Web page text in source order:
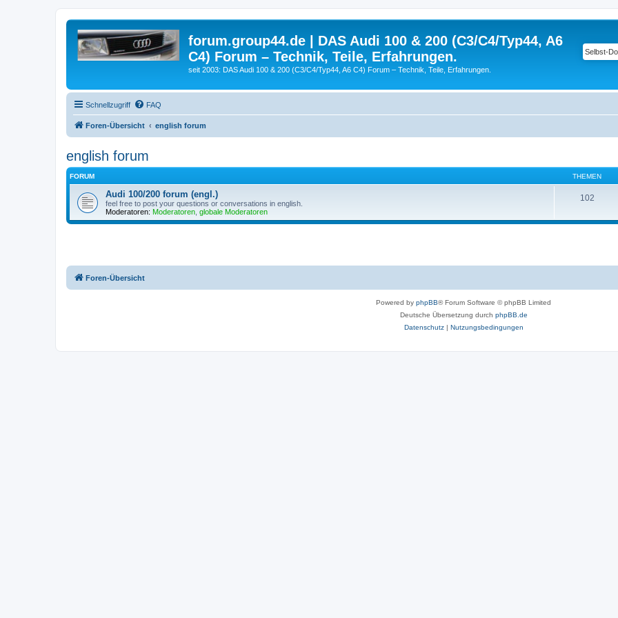
forum.group44.de | DAS Audi 100 & 200 (C3/C4/Typ44, A6
C4) Forum – Technik, Teile, Erfahrungen.
seit 2003: DAS Audi 100 & 200 (C3/C4/Typ44, A6 C4) Forum – Technik, Teile, Erfahrungen.
Schnellzugriff FAQ
Foren-Übersicht english forum
english forum
FORUM THEMEN
Audi 100/200 forum (engl.)
feel free to post your questions or conversations in english.
Moderatoren: Moderatoren globale Moderatoren
102
Foren-Übersicht
Powered by phpBB® Forum Software © phpBB Limited
Deutsche Übersetzung durch phpBB.de
Datenschutz| Nutzungsbedingungen